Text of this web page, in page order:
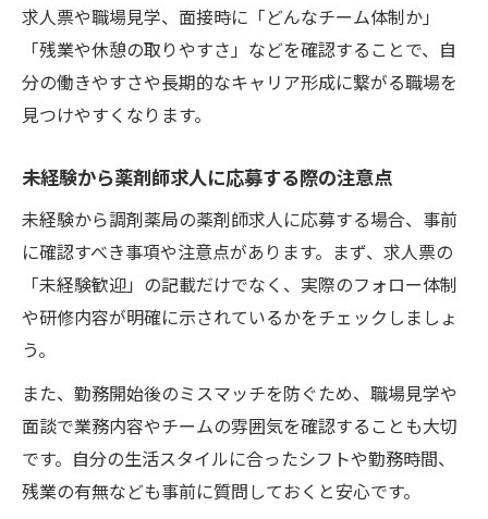
求人票や職場見学、面接時に「どんなチーム体制か」
「残業や休憩の取りやすさ」などを確認することで、自
分の働きやすさや長期的なキャリア形成に繋がる職場を
見つけやすくなります。
未経験から薬剤師求人に応募する際の注意点
未経験から調剤薬局の薬剤師求人に応募する場合、事前
に確認すべき事項や注意点があります。まず、求人票の
「未経験歓迎」の記載だけでなく、実際のフォロー体制
や研修内容が明確に示されているかをチェックしましょ
う。
また、勤務開始後のミスマッチを防ぐため、職場見学や
面談で業務内容やチームの雰囲気を確認することも大切
です。自分の生活スタイルに合ったシフトや勤務時間、
残業の有無なども事前に質問しておくと安心です。